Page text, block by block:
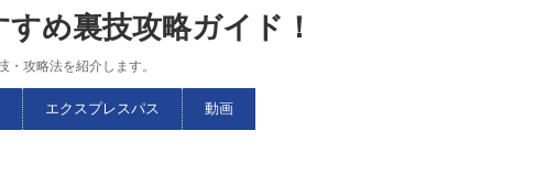
め裏技攻略ガイド！
攻略法を紹介します。
エクスプレスパス 動画